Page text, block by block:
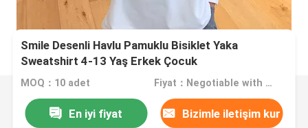
Smile Desenli Havlu Pamuklu Bisiklet Yaka
Sweatshirt 4-13 Yaş Erkek Çocuk
MOQ：10 adet Fiyat：Negotiable with sales
En iyi fiyat Bizimle iletişim kur